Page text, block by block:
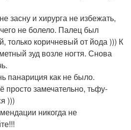
засну и хирурга не избежать,
не болело. Палец был
только коричневый от йода ))) К
зуд возле ногтя. Снова
панариция как не было.
замечательно, тьфу-
)))
никогда не